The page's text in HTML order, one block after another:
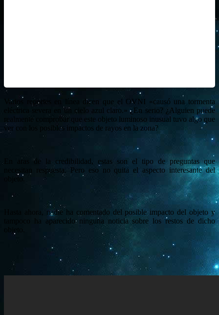
Varios reportes en línea dicen que el OVNI «causó una tormenta
eléctrica severa en un cielo azul claro.» ¿En serio? ¿Alguien puede
realmente comprobar que este objeto luminoso inusual tuvo algo que
ver con los posibles impactos de rayos en la zona?
En aras de la credibilidad, estas son el tipo de preguntas que
necesitan respuesta. Pero eso no quita el aspecto interesante del
objeto.
Hasta ahora, nadie ha comentado del posible impacto del objeto y
tampoco ha aparecido ninguna noticia sobre los restos de dicho